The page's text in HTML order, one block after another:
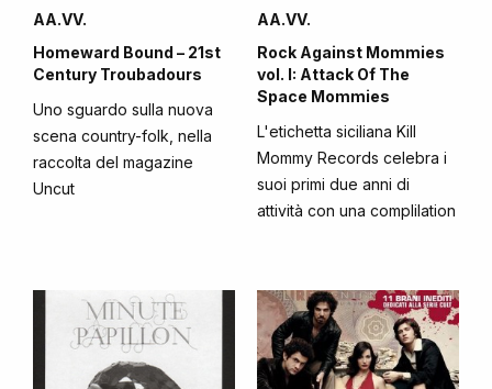
AA.VV.
Homeward Bound – 21st
Century Troubadours
Uno sguardo sulla nuova
scena country-folk, nella
raccolta del magazine
Uncut
AA.VV.
Rock Against Mommies
vol. I: Attack Of The
Space Mommies
L'etichetta siciliana Kill
Mommy Records celebra i
suoi primi due anni di
attività con una complilation